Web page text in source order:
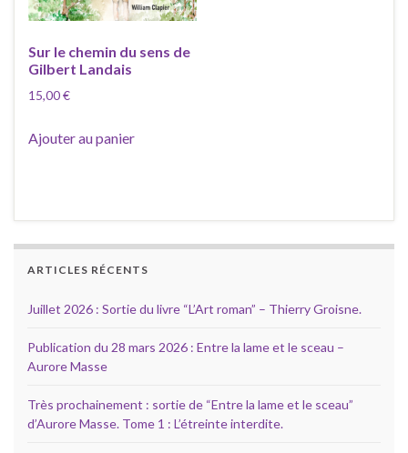
Sur le chemin du sens de
Gilbert Landais
15,00€
Ajouter au panier
ARTICLES RÉCENTS
Juillet 2026 : Sortie du livre “L’Art roman” – Thierry Groisne.
Publication du 28 mars 2026 : Entre la lame et le sceau –
Aurore Masse
Très prochainement : sortie de “Entre la lame et le sceau”
d’Aurore Masse. Tome 1 : L’étreinte interdite.